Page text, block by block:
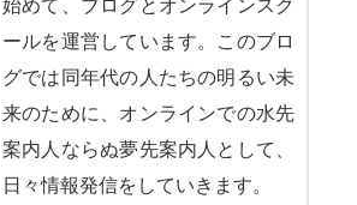
始めて、ブログとオンラインスク
ールを運営しています。このブロ
グでは同年代の人たちの明るい未
来のために、オンラインでの水先
案内人ならぬ夢先案内人として、
日々情報発信をしていきます。